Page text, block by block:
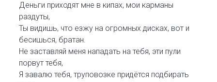
Деньги приходят мне в кипах, мои карманы
раздуты,
Ты видишь, что езжу на огромных дисках, вот и
бесишься, братан.
Не заставляй меня нападать на тебя, эти пули
порвут тебя,
Я завалю тебя, труповозке придётся подбирать